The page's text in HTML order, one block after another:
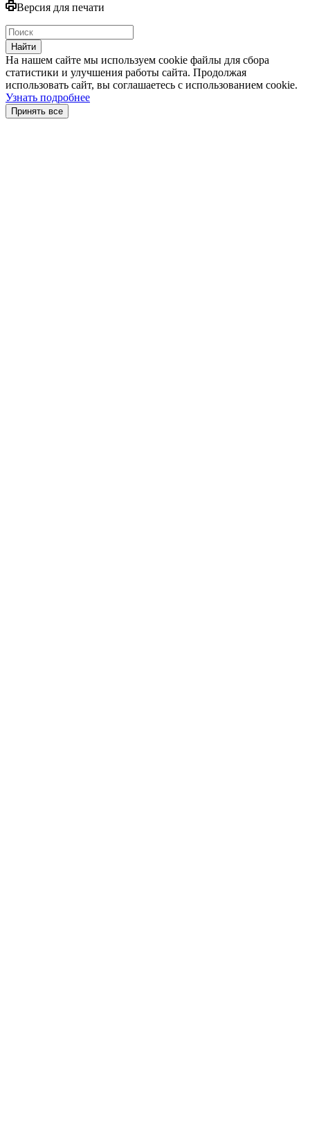
Версия для печати
Найти
На нашем сайте мы используем cookie файлы для сбора
статистики и улучшения работы сайта. Продолжая
использовать сайт, вы соглашаетесь с использованием cookie.
Узнать подробнее
Принять все